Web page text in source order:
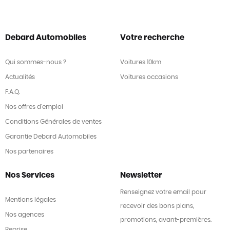
Ordinateur de bord
Ouverture des vitres séquentielle
Palettes changement vitesses au volant
Phares antibrouillard LED
Phares avant LED
Porte-gobelets arrière
Prise 12V
Prise USB
Debard Automobiles
Qui sommes-nous ?
Actualités
F.A.Q.
Nos offres d'emploi
Conditions Générales de ventes
Garantie Debard Automobiles
Nos partenaires
Votre recherche
Voitures 10km
Voitures occasions
Nos Services
Mentions légales
Nos agences
Newsletter
Renseignez votre email pour
recevoir des bons plans,
promotions, avant-premières.